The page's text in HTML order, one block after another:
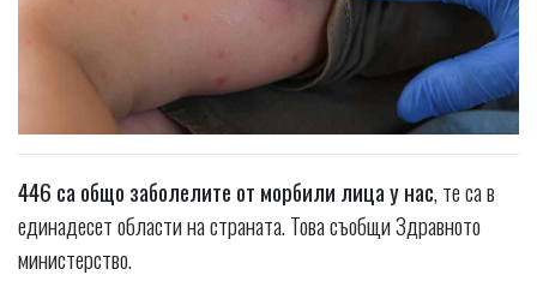
446 са общо заболелите от морбили лица у нас, те са в
единадесет области на страната. Това съобщи Здравното
министерство.